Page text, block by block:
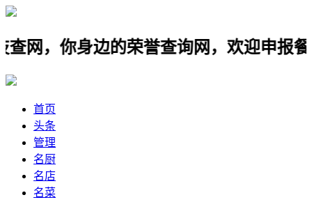
边的荣誉查询网，欢迎申报餐饮名店，
首页
头条
管理
名厨
名店
名菜